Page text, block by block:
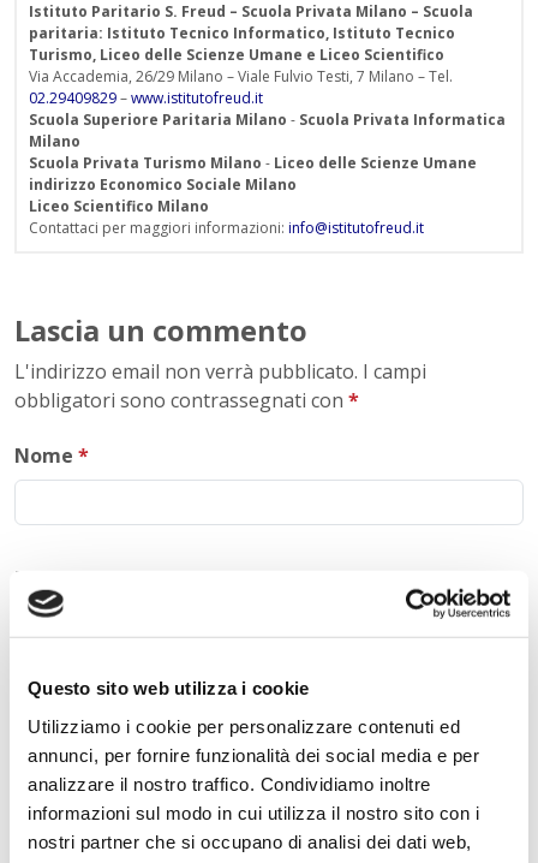
Questo sito web utilizza i cookie
Utilizziamo i cookie per personalizzare contenuti ed
annunci, per fornire funzionalità dei social media e per
analizzare il nostro traffico. Condividiamo inoltre
informazioni sul modo in cui utilizza il nostro sito con i
nostri partner che si occupano di analisi dei dati web,
Istituto Paritario S. Freud – Scuola Privata Milano – Scuola
paritaria: Istituto Tecnico Informatico, Istituto Tecnico
Turismo, Liceo delle Scienze Umane e Liceo Scientifico
Via Accademia, 26/29 Milano – Viale Fulvio Testi, 7 Milano – Tel.
02.29409829–www.istitutofreud.it
Scuola Superiore Paritaria Milano - Scuola Privata Informatica
Milano
Scuola Privata Turismo Milano - Liceo delle Scienze Umane
indirizzo Economico Sociale Milano
Liceo Scientifico Milano
Contattaci per maggiori informazioni: info@istitutofreud.it
Lascia un commento
L'indirizzo email non verrà pubblicato. I campi
obbligatori sono contrassegnati con *
Nome *
E-mail
Commento *
Acconsento al trattamento deidati personali